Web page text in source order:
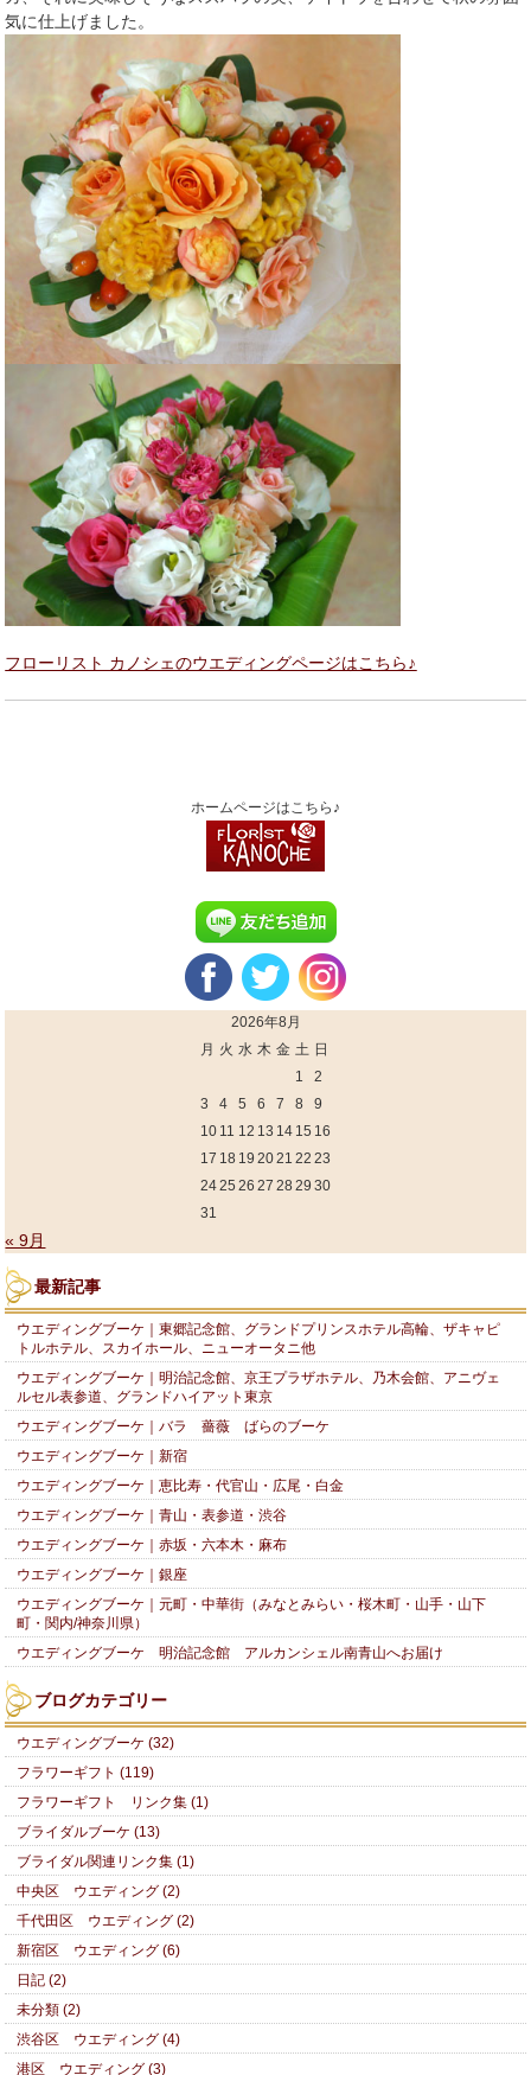
気に仕上げました。
フローリスト カノシェのウエディングページはこちら♪
ホームページはこちら♪
2026年8月
月 火 水 木 金 土 日
1
2
3
4 5 6 7 8
9
10 11 12 13 14 15 16
17 18 19 2021 22 23
2425 26 27 28 29 30
31
« 9月
最新記事
ウエディングブーケ｜東郷記念館、グランドプリンスホテル高輪、ザキャピ
トルホテル、スカイホール、ニューオータニ他
ウエディングブーケ｜明治記念館、京王プラザホテル、乃木会館、アニヴェ
ルセル表参道、グランドハイアット東京
ウエディングブーケ｜バラ 薔薇 ばらのブーケ
ウエディングブーケ｜新宿
ウエディングブーケ｜恵比寿・代官山・広尾・白金
ウエディングブーケ｜青山・表参道・渋谷
ウエディングブーケ｜赤坂・六本木・麻布
ウエディングブーケ｜銀座
ウエディングブーケ｜元町・中華街（みなとみらい・桜木町・山手・山下
町・関内/神奈川県）
ウエディングブーケ 明治記念館 アルカンシェル南青山へお届け
ブログカテゴリー
ウエディングブーケ (32)
フラワーギフト (119)
フラワーギフト リンク集 (1)
ブライダルブーケ (13)
ブライダル関連リンク集 (1)
中央区 ウエディング (2)
千代田区 ウエディング (2)
新宿区 ウエディング (6)
日記 (2)
未分類 (2)
渋谷区 ウエディング (4)
港区 ウエディング (3)